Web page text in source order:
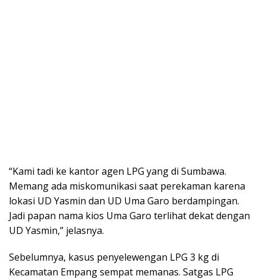
“Kami tadi ke kantor agen LPG yang di Sumbawa.
Memang ada miskomunikasi saat perekaman karena
lokasi UD Yasmin dan UD Uma Garo berdampingan.
Jadi papan nama kios Uma Garo terlihat dekat dengan
UD Yasmin,” jelasnya.
Sebelumnya, kasus penyelewengan LPG 3 kg di
Kecamatan Empang sempat memanas. Satgas LPG